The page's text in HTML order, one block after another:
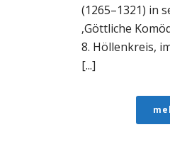
(1265–1321) in
‚Göttliche
8. Höllenkreis,
[...]